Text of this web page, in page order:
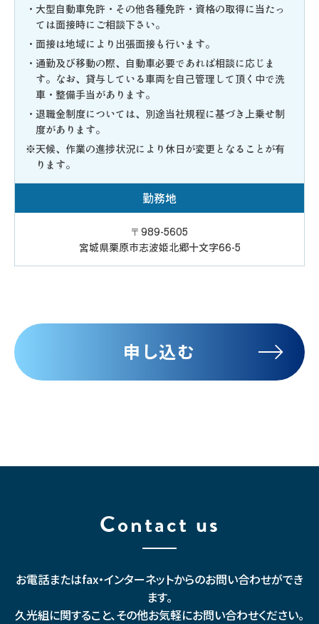
・大型自動車免許・その他各種免許・資格の取得に当たっ
ては面接時にご相談下さい。
・面接は地域により出張面接も行います。
・通勤及び移動の際、自動車必要であれば相談に応じま
す。なお、貸与している車両を自己管理して頂く中で洗
車・整備手当があります。
・退職金制度については、別途当社規程に基づき上乗せ制
度があります。
※天候、作業の進捗状況により休日が変更となることが有
ります。
勤務地
〒989-5605
宮城県栗原市志波姫北郷十文字66-5
申し込む
Contact us
お電話またはfax・インターネットからのお問い合わせができ
ます。
久光組に関すること、その他お気軽にお問い合わせください。